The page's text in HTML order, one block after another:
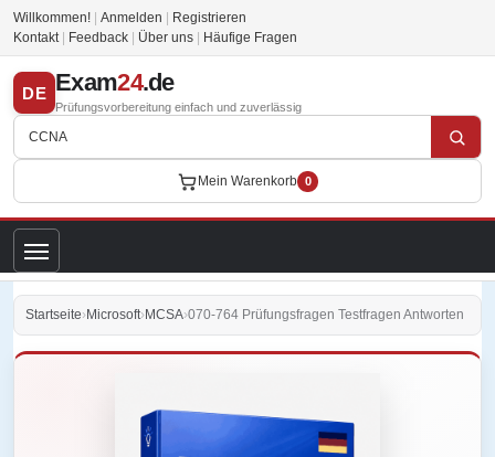
Willkommen! Anmelden
Registrieren
Kontakt
Feedback Über uns Häufige Fragen
DE Exam24.de
Prüfungsvorbereitung einfach und zuverlässig
Mein Warenkorb 0
Startseite›Microsoft›MCSA›070-764 Prüfungsfragen Testfragen Antworten